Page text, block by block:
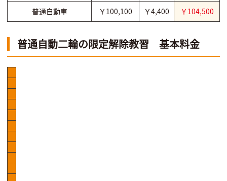
普通自動車
￥100,100 ￥4,400 ￥104,500
普通自動二輪の限定解除教習 基本料金